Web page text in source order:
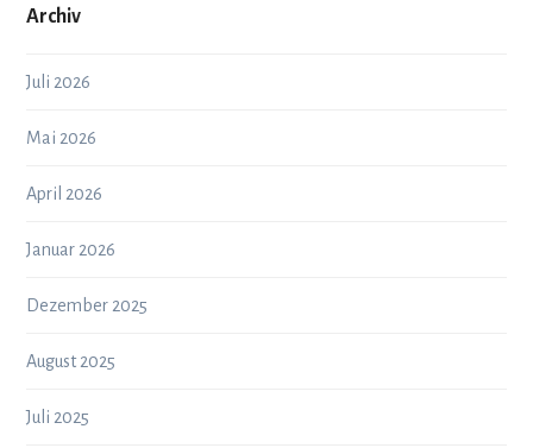
Archiv
Juli 2026
Mai 2026
April 2026
Januar 2026
Dezember 2025
August 2025
Juli 2025